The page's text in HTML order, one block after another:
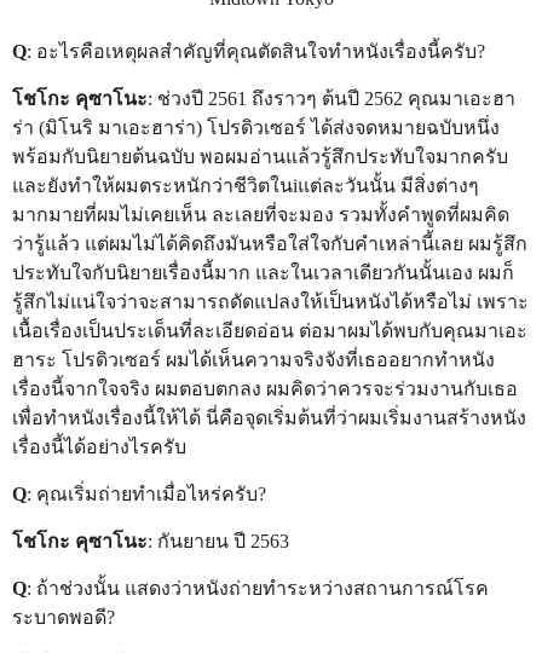
Q: อะไรคือเหตุผลสำคัญที่คุณตัดสินใจทำหนังเรื่องนี้ครับ?
โชโกะ คุซาโนะ: ช่วงปี 2561 ถึงราวๆ ต้นปี 2562 คุณมาเอะฮา
ร่า (มิโนริ มาเอะฮาร่า) โปรดิวเซอร์ ได้ส่งจดหมายฉบับหนึ่ง
พร้อมกับนิยายต้นฉบับ พอผมอ่านแล้วรู้สึกประทับใจมากครับ
และยังทำให้ผมตระหนักว่าชีวิตในiแต่ละวันนั้น มีสิ่งต่างๆ
มากมายที่ผมไม่เคยเห็น ละเลยที่จะมอง รวมทั้งคำพูดที่ผมคิด
ว่ารู้แล้ว แต่ผมไม่ได้คิดถึงมันหรือใส่ใจกับคำเหล่านี้เลย ผมรู้สึก
ประทับใจกับนิยายเรื่องนี้มาก และในเวลาเดียวกันนั้นเอง ผมก็
รู้สึกไม่แน่ใจว่าจะสามารถดัดแปลงให้เป็นหนังได้หรือไม่ เพราะ
เนื้อเรื่องเป็นประเด็นที่ละเอียดอ่อน ต่อมาผมได้พบกับคุณมาเอะ
ฮาระ โปรดิวเซอร์ ผมได้เห็นความจริงจังที่เธออยากทำหนัง
เรื่องนี้จากใจจริง ผมตอบตกลง ผมคิดว่าควรจะร่วมงานกับเธอ
เพื่อทำหนังเรื่องนี้ให้ได้ นี่คือจุดเริ่มต้นที่ว่าผมเริ่มงานสร้างหนัง
เรื่องนี้ได้อย่างไรครับ
Q: คุณเริ่มถ่ายทำเมื่อไหร่ครับ?
โชโกะ คุซาโนะ: กันยายน ปี 2563
Q: ถ้าช่วงนั้น แสดงว่าหนังถ่ายทำระหว่างสถานการณ์โรค
ระบาดพอดี?